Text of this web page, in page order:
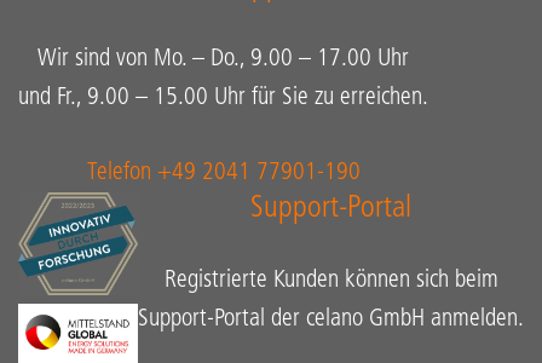
Wir sind von Mo. – Do., 9.00 – 17.00 Uhr
und Fr., 9.00 – 15.00 Uhr für Sie zu erreichen.
Telefon +49 2041 77901-190
Support-Portal
Registrierte Kunden können sich beim
Support-Portal der celano GmbH anmelden.